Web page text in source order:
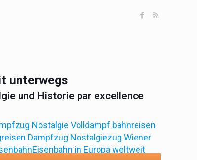
unterwegs
und Historie par excellence